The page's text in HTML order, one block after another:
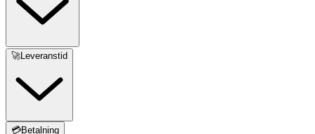
🚀Leveranstid
💳Betalning